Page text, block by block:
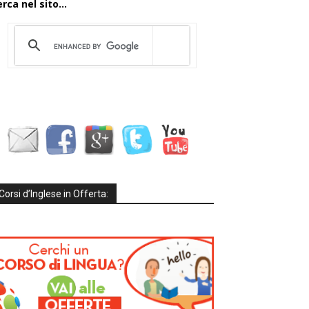
nel sito...
d’Inglese in Offerta: